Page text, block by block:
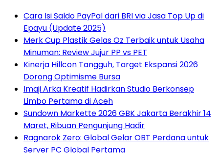
Cara Isi Saldo PayPal dari BRI via Jasa Top Up di
Epayu (Update 2025)
Merk Cup Plastik Gelas Oz Terbaik untuk Usaha
Minuman: Review Jujur PP vs PET
Kinerja Hillcon Tangguh, Target Ekspansi 2026
Dorong Optimisme Bursa
Imaji Arka Kreatif Hadirkan Studio Berkonsep
Limbo Pertama di Aceh
Sundown Markette 2026 GBK Jakarta Berakhir 14
Maret, Ribuan Pengunjung Hadir
Ragnarok Zero: Global Gelar OBT Perdana untuk
Server PC Global Pertama